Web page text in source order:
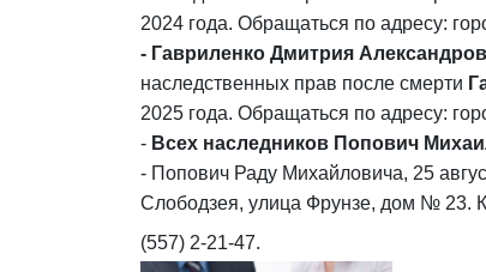
2024 года. Обращаться по адресу:
- Гавриленко Дмитрия
наследственных прав после смерти
2025 года. Обращаться по адресу:
- Всех наследников Попович
- Попович Раду Михайловича, 25
Слободзея, улица Фрунзе, дом № 23.
(557) 2-21-47.